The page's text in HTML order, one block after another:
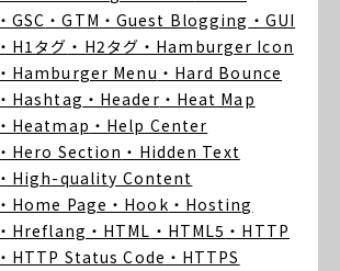
・GSC ・GTM ・Guest Blogging ・GUI
・H1タグ ・H2タグ ・Hamburger Icon
・Hamburger Menu ・Hard Bounce
・Hashtag ・Header ・Heat Map
・Heatmap ・Help Center
・Hero Section ・Hidden Text
・High-quality Content
・Home Page ・Hook ・Hosting
・Hreflang ・HTML ・HTML5 ・HTTP
・HTTP Status Code ・HTTPS